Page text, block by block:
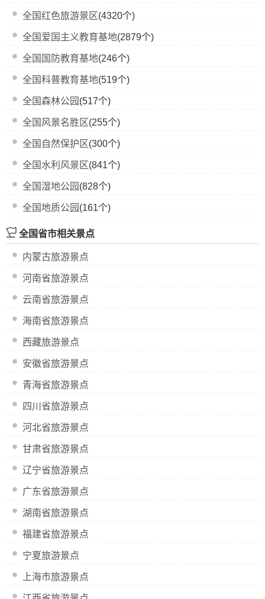
全国红色旅游景区(4320个)
全国爱国主义教育基地(2879个)
全国国防教育基地(246个)
全国科普教育基地(519个)
全国森林公园 (517个)
全国风景名胜区(255个)
全国自然保护区(300个)
全国水利风景区(841个)
全国湿地公园 (828个)
全国地质公园 (161个)
全国省市相关景点
内蒙古旅游景点
河南省旅游景点
云南省旅游景点
海南省旅游景点
西藏旅游景点
安徽省旅游景点
青海省旅游景点
四川省旅游景点
河北省旅游景点
甘肃省旅游景点
辽宁省旅游景点
广东省旅游景点
湖南省旅游景点
福建省旅游景点
宁夏旅游景点
上海市旅游景点